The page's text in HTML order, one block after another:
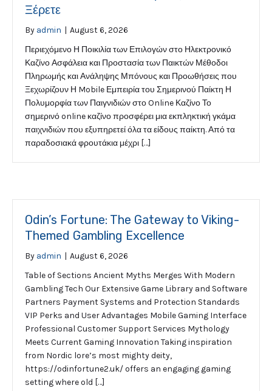
Ξέρετε
By admin | August 6, 2026
Περιεχόμενο Η Ποικιλία των Επιλογών στο Ηλεκτρονικό
Καζίνο Ασφάλεια και Προστασία των Παικτών Μέθοδοι
Πληρωμής και Ανάληψης Μπόνους και Προωθήσεις που
Ξεχωρίζουν Η Mobile Εμπειρία του Σημερινού Παίκτη Η
Πολυμορφία των Παιγνιδιών στο Online Καζίνο Το
σημερινό online καζίνο προσφέρει μια εκπληκτική γκάμα
παιχνιδιών που εξυπηρετεί όλα τα είδους παίκτη. Από τα
παραδοσιακά φρουτάκια μέχρι […]
Odin’s Fortune: The Gateway to Viking-
Themed Gambling Excellence
By admin | August 6, 2026
Table of Sections Ancient Myths Merges With Modern
Gambling Tech Our Extensive Game Library and Software
Partners Payment Systems and Protection Standards
VIP Perks and User Advantages Mobile Gaming Interface
Professional Customer Support Services Mythology
Meets Current Gaming Innovation Taking inspiration
from Nordic lore’s most mighty deity,
https://odinfortune2.uk/ offers an engaging gaming
setting where old […]